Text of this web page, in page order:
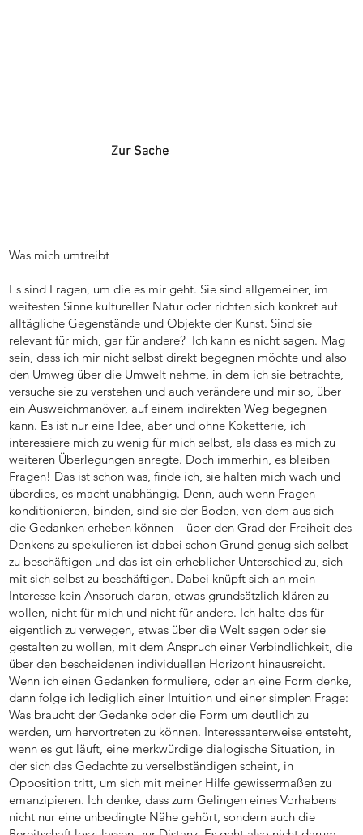
Zur Sache
Was mich umtreibt
Es sind Fragen, um die es mir geht. Sie sind allgemeiner, im
weitesten Sinne kultureller Natur oder richten sich konkret auf
alltägliche Gegenstände und Objekte der Kunst. Sind sie
relevant für mich, gar für andere? Ich kann es nicht sagen. Mag
sein, dass ich mir nicht selbst direkt begegnen möchte und also
den Umweg über die Umwelt nehme, in dem ich sie betrachte,
versuche sie zu verstehen und auch verändere und mir so, über
ein Ausweichmanöver, auf einem indirekten Weg begegnen
kann. Es ist nur eine Idee, aber und ohne Koketterie, ich
interessiere mich zu wenig für mich selbst, als dass es mich zu
weiteren Überlegungen anregte. Doch immerhin, es bleiben
Fragen! Das ist schon was, finde ich, sie halten mich wach und
überdies, es macht unabhängig. Denn, auch wenn Fragen
konditionieren, binden, sind sie der Boden, von dem aus sich
die Gedanken erheben können – über den Grad der Freiheit des
Denkens zu spekulieren ist dabei schon Grund genug sich selbst
zu beschäftigen und das ist ein erheblicher Unterschied zu, sich
mit sich selbst zu beschäftigen. Dabei knüpft sich an mein
Interesse kein Anspruch daran, etwas grundsätzlich klären zu
wollen, nicht für mich und nicht für andere. Ich halte das für
eigentlich zu verwegen, etwas über die Welt sagen oder sie
gestalten zu wollen, mit dem Anspruch einer Verbindlichkeit, die
über den bescheidenen individuellen Horizont hinausreicht.
Wenn ich einen Gedanken formuliere, oder an eine Form denke,
dann folge ich lediglich einer Intuition und einer simplen Frage:
Was braucht der Gedanke oder die Form um deutlich zu
werden, um hervortreten zu können. Interessanterweise entsteht,
wenn es gut läuft, eine merkwürdige dialogische Situation, in
der sich das Gedachte zu verselbständigen scheint, in
Opposition tritt, um sich mit meiner Hilfe gewissermaßen zu
emanzipieren. Ich denke, dass zum Gelingen eines Vorhabens
nicht nur eine unbedingte Nähe gehört, sondern auch die